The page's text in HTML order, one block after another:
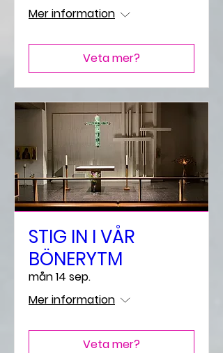
Mer information
Veta mer?
STIG IN I VÅR
BÖNERYTM
mån 14 sep.
Mer information
Veta mer?